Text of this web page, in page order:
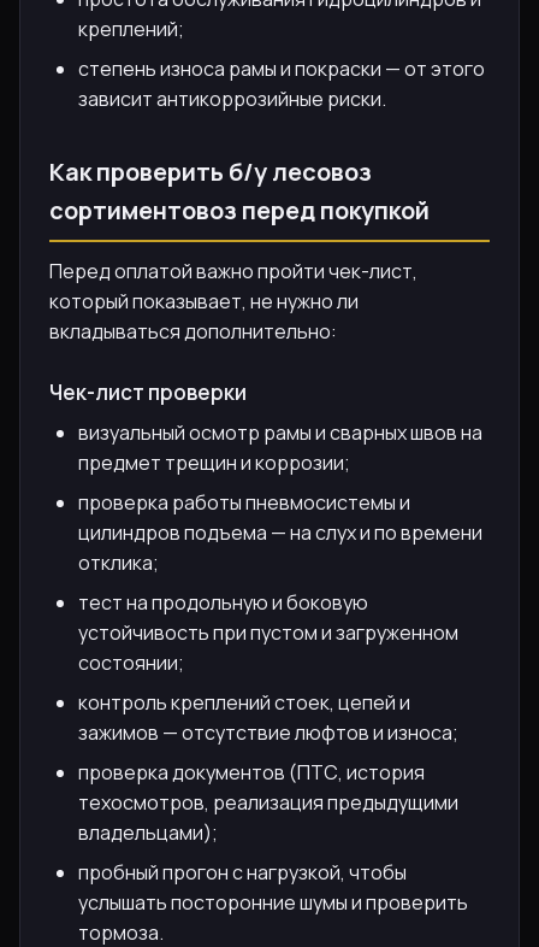
креплений;
степень износа рамы и покраски — от этого
зависит антикоррозийные риски.
Как проверить б/у лесовоз
сортиментовоз перед покупкой
Перед оплатой важно пройти чек-лист,
который показывает, не нужно ли
вкладываться дополнительно:
Чек-лист проверки
визуальный осмотр рамы и сварных швов на
предмет трещин и коррозии;
проверка работы пневмосистемы и
цилиндров подъема — на слух и по времени
отклика;
тест на продольную и боковую
устойчивость при пустом и загруженном
состоянии;
контроль креплений стоек, цепей и
зажимов — отсутствие люфтов и износа;
проверка документов (ПТС, история
техосмотров, реализация предыдущими
владельцами);
пробный прогон с нагрузкой, чтобы
услышать посторонние шумы и проверить
тормоза.